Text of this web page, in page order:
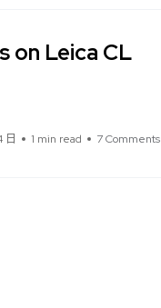
on Leica CL
日 1 min read 7 Comments